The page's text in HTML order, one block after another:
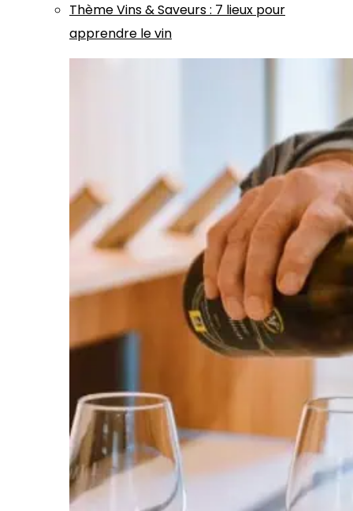
ThèmeVins & Saveurs: 7 lieux pour
apprendre le vin